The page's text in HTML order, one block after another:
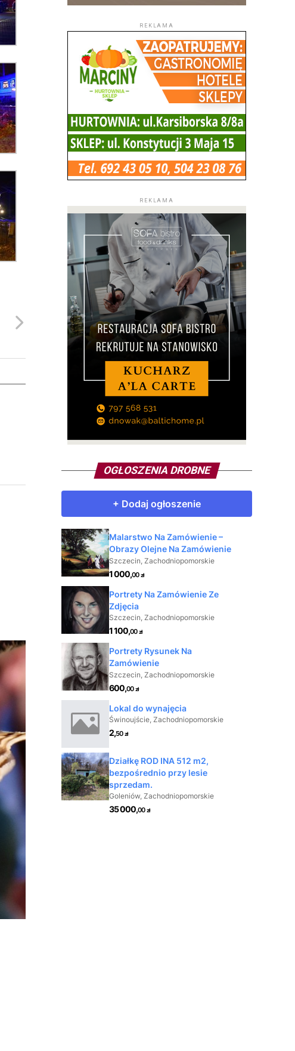
REKLAMA
REKLAMA
OGŁOSZENIA DROBNE